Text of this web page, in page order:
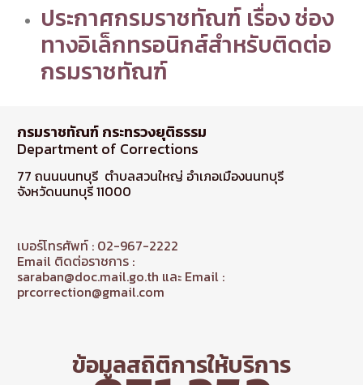
ประกาศกรมราชทัณฑ์ เรื่อง ช่อง
ทางอิเล็กทรอนิกส์สำหรับติดต่อ
กรมราชทัณฑ์
กรมราชทัณฑ์ กระทรวงยุติธรรม
Department of Corrections
77 ถนนนนทบุรี ตำบลสวนใหญ่ อำเภอเมืองนนทบุรี
จังหวัดนนทบุรี 11000
เบอร์โทรศัพท์ : 02-967-2222
Email ติดต่อราชการ :
saraban@doc.mail.go.th และ Email :
prcorrection@gmail.com
ข้อมูลสถิติการให้บริการ